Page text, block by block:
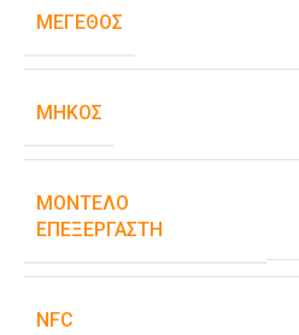
ΜΈΓΕΘΟΣ
ΜΉΚΟΣ
ΜΟΝΤΈΛΟ
ΕΠΕΞΕΡΓΑΣΤΉ
NFC